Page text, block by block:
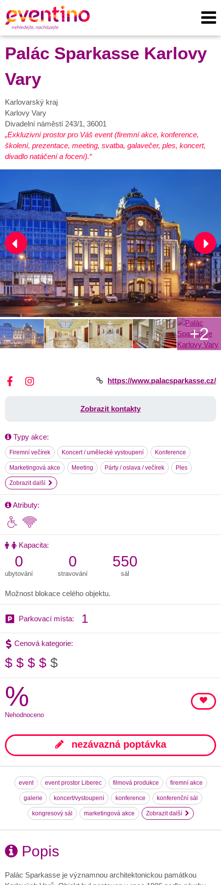
Palác Sparkasse Karlovy
Vary
Karlovarský kraj
Karlovy Vary
Divadelní náměstí 243/1, 36001
Exkluzivní prostor pro Váš event (firemní akce, konference,
školení, prezentace, meeting, svatba, galavečer, ples, koncert,
divadlo natáčení a focení).
+2
https://www.palacsparkasse.cz/
Zobrazit kontakty
Typy akce:
Firemní večírek Koncert / umělecké vystoupení Konference
Marketingová akce Meeting Párty / oslava / večírek Ples
Zobrazit další
Atributy:
Kapacita:
0
ubytování
0
stravování
550
sál
Možnost blokace celého objektu.
Parkovací místa: 1
Cenová kategorie:
$ $ $ $ $
%
Nehodnoceno
nezávazná poptávka
event event prostor Liberec filmová produkce firemní akce
galerie koncert/vystoupení konference konferenční sál
kongresový sál marketingová akce Zobrazit další
Popis
Palác Sparkasse je významnou architektonickou památkou